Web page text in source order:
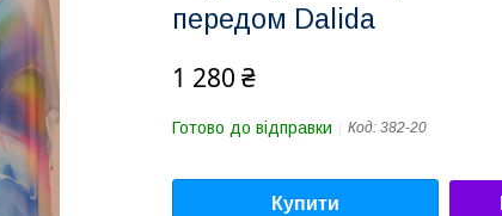
передом Dalida
1 280 ₴
Готово до відправки Код: 382-20
Купити